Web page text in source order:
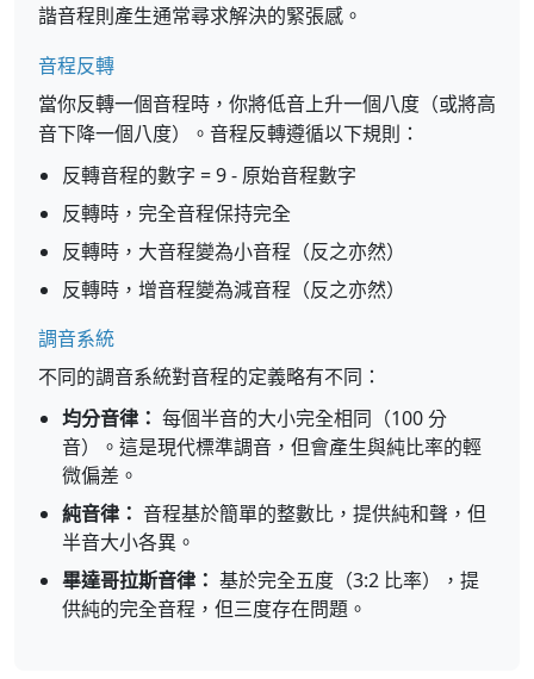
諧音程則產生通常尋求解決的緊張感。
音程反轉
當你反轉一個音程時，你將低音上升一個八度（或將高
音下降一個八度）。音程反轉遵循以下規則：
反轉音程的數字 = 9 - 原始音程數字
反轉時，完全音程保持完全
反轉時，大音程變為小音程（反之亦然）
反轉時，增音程變為減音程（反之亦然）
調音系統
不同的調音系統對音程的定義略有不同：
均分音律： 每個半音的大小完全相同（100 分
音）。這是現代標準調音，但會產生與純比率的輕
微偏差。
純音律： 音程基於簡單的整數比，提供純和聲，但
半音大小各異。
畢達哥拉斯音律： 基於完全五度（3:2 比率），提
供純的完全音程，但三度存在問題。